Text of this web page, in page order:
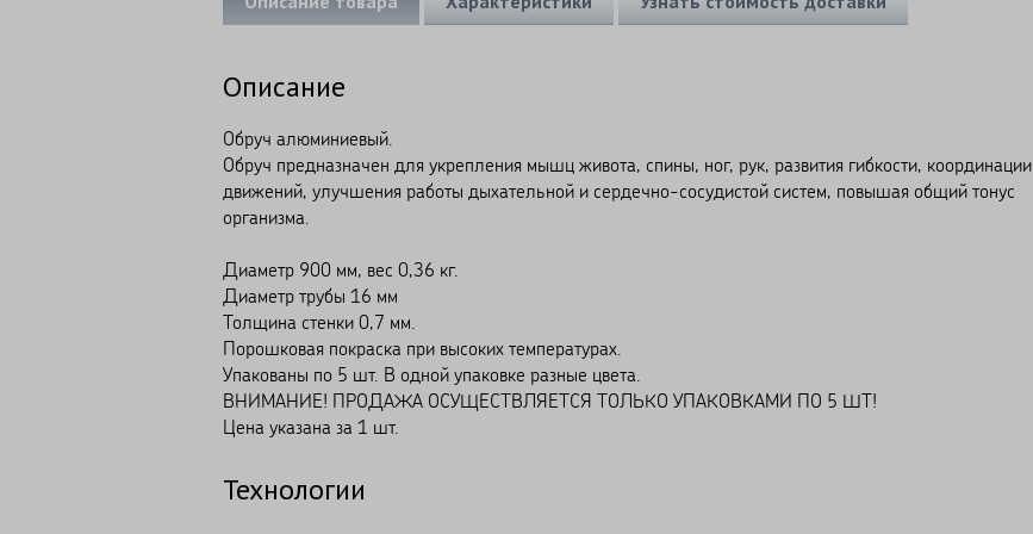
Описание
Обруч алюминиевый.
Обруч предназначен для укрепления мышц живота, спины, ног, рук, развития гибкости, координации
движений, улучшения работы дыхательной и сердечно-сосудистой систем, повышая общий тонус
организма.
Диаметр 900 мм, вес 0,36 кг.
Диаметр трубы 16 мм
Толщина стенки 0,7 мм.
Порошковая покраска при высоких температурах.
Упакованы по 5 шт. В одной упаковке разные цвета.
ВНИМАНИЕ! ПРОДАЖА ОСУЩЕСТВЛЯЕТСЯ ТОЛЬКО УПАКОВКАМИ ПО 5 ШТ!
Цена указана за 1 шт.
Технологии